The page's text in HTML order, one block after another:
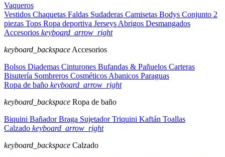
Vaqueros
Vestidos Chaquetas Faldas Sudaderas Camisetas Bodys Conjunto 2
piezas Tops Ropa deportiva Jerseys Abrigos Desmangados
Accesorios keyboard_arrow_right
keyboard_backspace Accesorios
Bolsos Diademas Cinturones Bufandas & Pañuelos Carteras
Bisutería Sombreros Cosméticos Abanicos Paraguas
Ropa de baño keyboard_arrow_right
keyboard_backspace Ropa de baño
Biquini BañadorBraga SujetadorTriquini Kaftán Toallas
Calzado keyboard_arrow_right
keyboard_backspace Calzado